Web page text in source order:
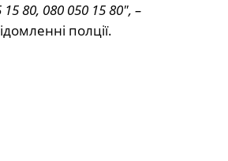
80, 080 050 15 80″, –
полції.